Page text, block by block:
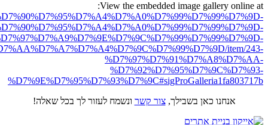
View the embedded image gallery online at:
item/243-
%D7%97%D7%91%D7%A8%D7%AA-
%D7%92%D7%95%D7%9C%D7%93-
%D7%9E%D7%95%D7%93%D7%9C#sigProGalleria1fa803717b
אנחנו כאן בשבילך,צור קשר ונשמח לעזור לך בכל שאלה!